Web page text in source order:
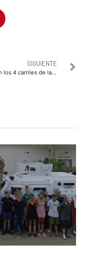
SIGUIENTE
Se abrirán los 4 carriles de la Mochis-Topo durante la Semana Santa